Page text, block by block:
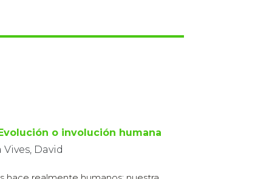
o involución humana
Vives, David